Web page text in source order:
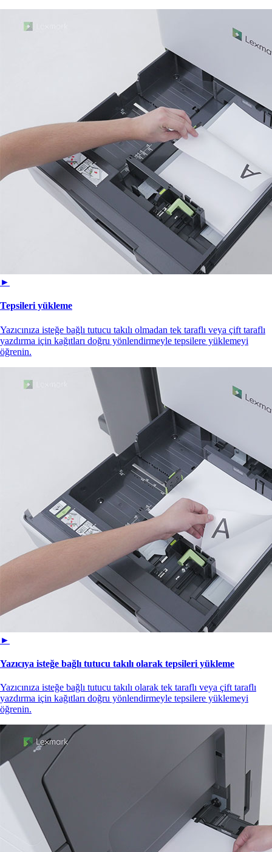
►
Tepsileri yükleme
Yazıcınıza isteğe bağlı tutucu takılı olmadan tek taraflı veya çift taraflı
yazdırma için kağıtları doğru yönlendirmeyle tepsilere yüklemeyi
öğrenin.
►
Yazıcıya isteğe bağlı tutucu takılı olarak tepsileri yükleme
Yazıcınıza isteğe bağlı tutucu takılı olarak tek taraflı veya çift taraflı
yazdırma için kağıtları doğru yönlendirmeyle tepsilere yüklemeyi
öğrenin.